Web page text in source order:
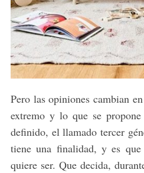
Pero las opiniones cambian
extremo y lo que se
definido, el llamado tercer
tiene una finalidad, y es
quiere ser. Que decida,